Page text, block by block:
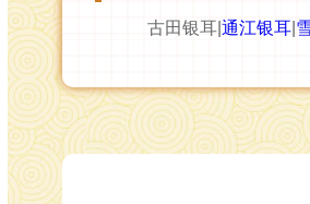
古田银耳| 通江银耳